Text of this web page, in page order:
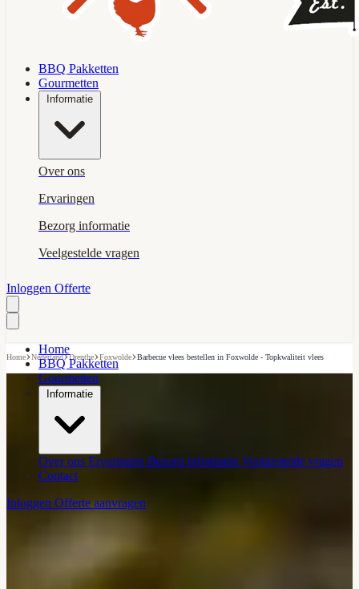
BBQ Pakketten
Gourmetten
Informatie
Over ons
Ervaringen
Bezorg informatie
Veelgestelde vragen
Inloggen Offerte
Home
BBQ Pakketten
Gourmetten
Informatie
Over ons Ervaringen Bezorg informatie Veelgestelde vragen
Contact
Inloggen Offerte aanvragen
Home›Nederland›Drenthe›Foxwolde›Barbecue vlees bestellen in Foxwolde - Topkwaliteit vlees